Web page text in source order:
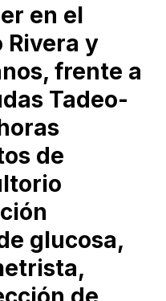
en el
Rivera y
frente a
Tadeo-
de
glucosa,